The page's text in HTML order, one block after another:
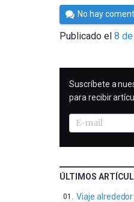
Por
César
Tomé
No hay
Publicado el8
SUSCRIBIRME
Suscríbete a
para recibir
ÚLTIMOS
Viaje